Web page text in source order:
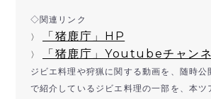
◇関連リンク
〉
「猪鹿庁」HP
〉 「猪鹿庁」Youtubeチャン
ジビエ料理や狩猟に関する動画を、随時公
で紹介しているジビエ料理の一部を、本ツ